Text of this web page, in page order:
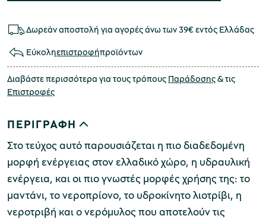
Δωρεάν αποστολή για αγορές άνω των 39€ εντός Ελλάδας
Εύκοληεπιστροφήπροϊόντων
Διαβάστε περισσότερα για τους τρόπους Παράδοσης& τις
Επιστροφές
ΠΕΡΙΓΡΑΦΗ
Στο τεύχος αυτό παρουσιάζεται η πιο διαδεδομένη
μορφή ενέργειας στον ελλαδικό χώρο, η υδραυλική
ενέργεια, και οι πιο γνωστές μορφές χρήσης της: το
μαντάνι, το νεροπρίονο, το υδροκίνητο λιοτρίβι, η
νεροτριβή και ο νερόμυλος που αποτελούν τις